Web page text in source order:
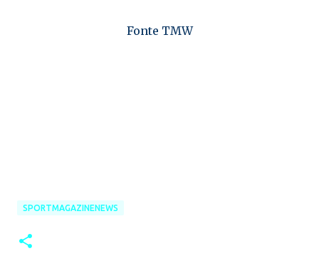
Fonte TMW
SPORTMAGAZINENEWS